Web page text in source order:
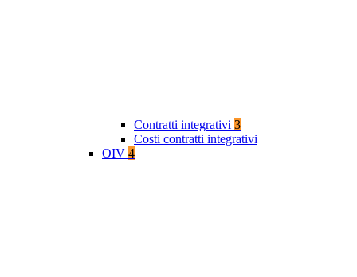
Contratti integrativi 3
Costi contratti integrativi
OIV 4